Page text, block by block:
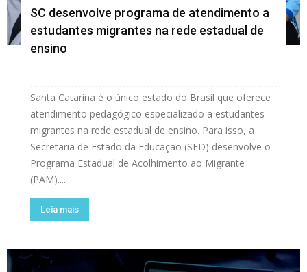
SC desenvolve programa de atendimento a
estudantes migrantes na rede estadual de
ensino
Santa Catarina é o único estado do Brasil que oferece
atendimento pedagógico especializado a estudantes
migrantes na rede estadual de ensino. Para isso, a
Secretaria de Estado da Educação (SED) desenvolve o
Programa Estadual de Acolhimento ao Migrante
(PAM)....
Leia mais